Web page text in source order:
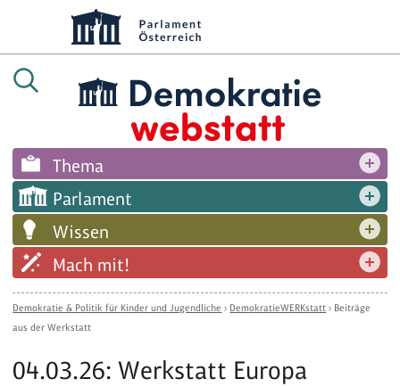
Thema
Parlament
Wissen
Mach mit!
Demokratie & Politik für Kinder und Jugendliche › DemokratieWERKstatt › Beiträge
aus der Werkstatt
04.03.26: Werkstatt Europa